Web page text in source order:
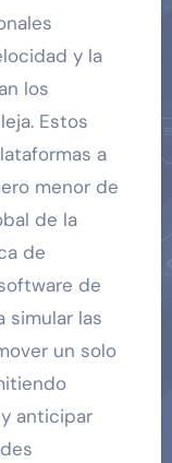
y la
los
Estos
a
menor de
de la
de
de
simular las
un solo
anticipar